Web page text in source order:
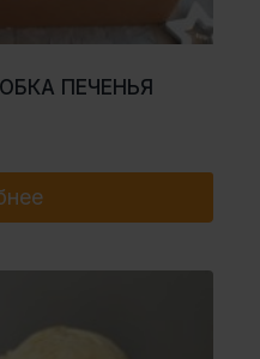
ПЕЧЕНЬЯ